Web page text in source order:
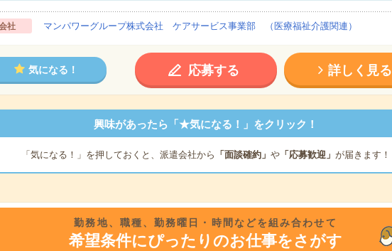
社 マンパワーグループ株式会社 ケアサービス事業部 （医療福祉介護関連）
気になる！ 応募する 詳しく見る
興味があったら「★気になる！」をクリック！
「気になる！」を押しておくと、派遣会社から 「面談確約」 や「応募歓迎」 が届きます！
勤務地、職種、勤務曜日・時間などを組み合わせて
希望条件にぴったりのお仕事をさがす